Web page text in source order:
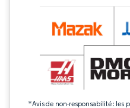
*Avis de non-responsabilité : les